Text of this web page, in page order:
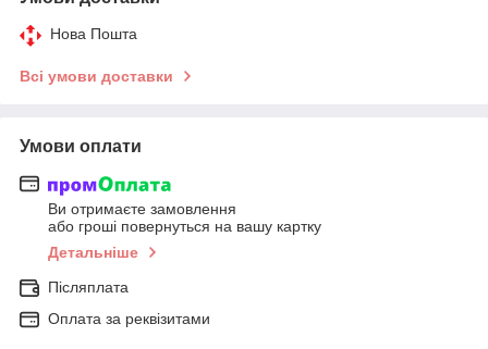
Нова Пошта
Всі умови доставки
Умови оплати
Ви отримаєте замовлення
або гроші повернуться на вашу картку
Детальніше
Післяплата
Оплата за реквізитами